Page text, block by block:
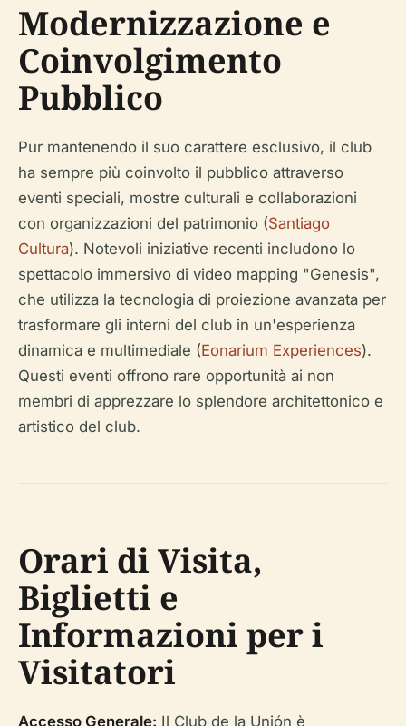
Modernizzazione e
Coinvolgimento
Pubblico
Pur mantenendo il suo carattere esclusivo, il club
ha sempre più coinvolto il pubblico attraverso
eventi speciali, mostre culturali e collaborazioni
con organizzazioni del patrimonio (Santiago
Cultura). Notevoli iniziative recenti includono lo
spettacolo immersivo di video mapping "Genesis",
che utilizza la tecnologia di proiezione avanzata per
trasformare gli interni del club in un'esperienza
dinamica e multimediale (Eonarium Experiences).
Questi eventi offrono rare opportunità ai non
membri di apprezzare lo splendore architettonico e
artistico del club.
Orari di Visita,
Biglietti e
Informazioni per i
Visitatori
Accesso Generale: Il Club de la Unión è